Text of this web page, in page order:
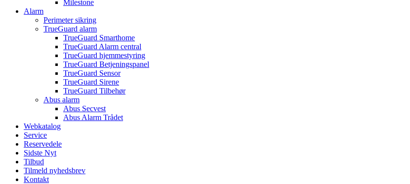
Milestone
Alarm
Perimeter sikring
TrueGuard alarm
TrueGuard Smarthome
TrueGuard Alarm central
TrueGuard hjemmestyring
TrueGuard Betjeningspanel
TrueGuard Sensor
TrueGuard Sirene
TrueGuard Tilbehør
Abus alarm
Abus Secvest
Abus Alarm Trådet
Webkatalog
Service
Reservedele
Sidste Nyt
Tilbud
Tilmeld nyhedsbrev
Kontakt